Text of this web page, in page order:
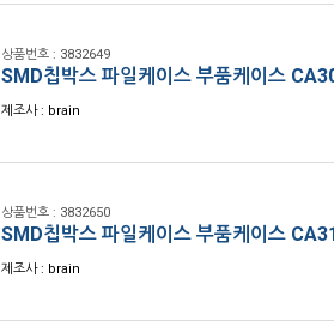
상품번호 : 3832649
SMD칩박스 파일케이스 부품케이스
제조사 : brain
상품번호 : 3832650
SMD칩박스 파일케이스 부품케이스
제조사 : brain